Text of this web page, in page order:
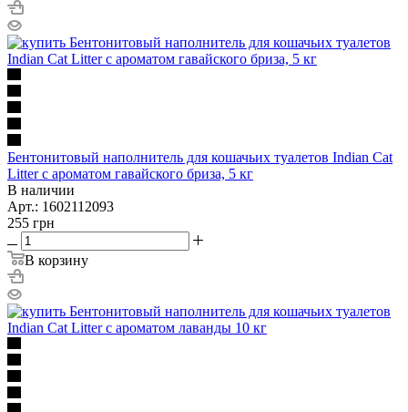
Бентонитовый наполнитель для кошачьих туалетов Indian Cat
Litter с ароматом гавайского бриза, 5 кг
В наличии
Арт.: 1602112093
255 грн
В корзину